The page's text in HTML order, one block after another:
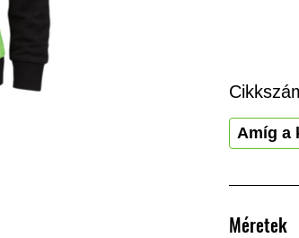
Amíg a
Méretek